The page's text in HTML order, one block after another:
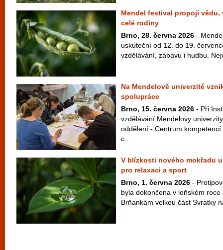
Mendel festival propojí vědu,
celé rodiny
Brno, 28. června 2026 -
uskuteční od 12. do 19.
vzdělávání, zábavu i hudbu.
Na Mendelově univerzitě
spolupráce
Brno, 15. června 2026 - Při
vzdělávání Mendelovy
oddělení - Centrum
c...
V blízkosti nového mokřadu
pro relaxaci a sport
Brno, 1. června 2026 -
byla dokončena v loňském
Brňankám velkou část Svratky